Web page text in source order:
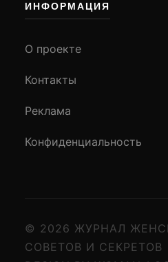
ИНФОРМАЦИЯ
О проекте
Контакты
Реклама
Конфиденциальность
© 2026 ЖУРНАЛ
СОВЕТОВ И СЕКРЕТОВ